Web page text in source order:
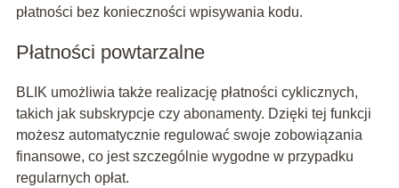
płatności bez konieczności wpisywania kodu.
Płatności powtarzalne
BLIK umożliwia także realizację płatności cyklicznych,
takich jak subskrypcje czy abonamenty. Dzięki tej funkcji
możesz automatycznie regulować swoje zobowiązania
finansowe, co jest szczególnie wygodne w przypadku
regularnych opłat.